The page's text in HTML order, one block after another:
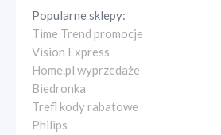
Popularne sklepy:
Time Trend promocje
Vision Express
Home.pl wyprzedaże
Biedronka
Trefl kody rabatowe
Philips